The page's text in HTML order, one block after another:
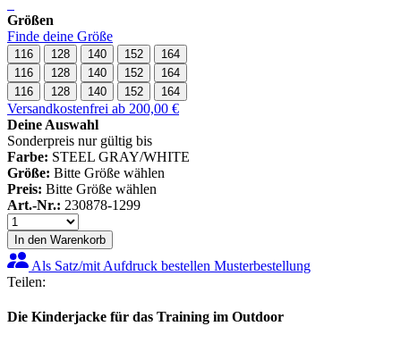
Größen
Finde deine Größe
116 128 140 152
164
116
128 140 152
164
116
128 140 152 164
Versandkostenfrei ab 200,00 €
Deine Auswahl
Sonderpreis nur gültig bis
Farbe: STEEL GRAY/WHITE
Größe: Bitte Größe wählen
Preis: Bitte Größe wählen
Art.-Nr.: 230878-1299
In den Warenkorb
Als Satz/mit Aufdruck bestellen Musterbestellung
Teilen:
Die Kinderjacke für das Training im Outdoor